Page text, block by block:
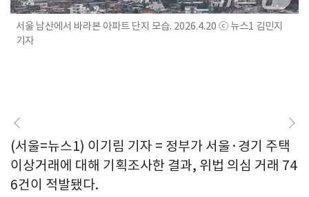
서울 남산에서 바라본 아파트 단지 모습. 2026.4.20 ⓒ 뉴스1 김민지
기자
(서울=뉴스1) 이기림 기자 = 정부가 서울·경기 주택
이상거래에 대해 기획조사한 결과, 위법 의심 거래 74
6건이 적발됐다.